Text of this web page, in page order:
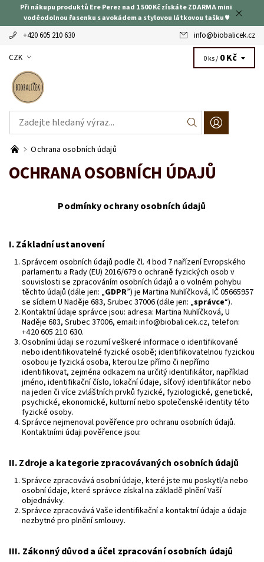
Při nákupu produktů Ere Perez nad 1 500 Kč získáte ZDARMA mini
voděodolnou řasenku s avokádem a stylovou látkovou tašku ♥
+420 605 210 630 info@biobalicek.cz
CZK 0 ks / 0 Kč
Ochrana osobních údajů
OCHRANA OSOBNÍCH ÚDAJŮ
Podmínky ochrany osobních údajů
I.Základní ustanovení
Správcem osobních údajů podle čl. 4 bod 7 nařízení Evropského
parlamentu a Rady (EU) 2016/679 o ochraně fyzických osob v
souvislosti se zpracováním osobních údajů a o volném pohybu
těchto údajů (dále jen: „GDPR”) je Martina Nuhlíčková, IČ 05665957
se sídlem U Naděje 683, Srubec 37006 (dále jen: „správce“).
Kontaktní údaje správce jsou: adresa: Martina Nuhlíčková, U
Naděje 683, Srubec 37006, email:info@biobalicek.cz, telefon:
+420 605 210 630.
Osobními údaji se rozumí veškeré informace o identifikované
nebo identifikovatelné fyzické osobě; identifikovatelnou fyzickou
osobou je fyzická osoba, kterou lze přímo či nepřímo
identifikovat, zejména odkazem na určitý identifikátor, například
jméno, identifikační číslo, lokační údaje, síťový identifikátor nebo
na jeden či více zvláštních prvků fyzické, fyziologické, genetické,
psychické, ekonomické, kulturní nebo společenské identity této
fyzické osoby.
Správce nejmenoval pověřence pro ochranu osobních údajů.
Kontaktními údaji pověřence jsou:
II.Zdroje a kategorie zpracovávaných osobních údajů
Správce zpracovává osobní údaje, které jste mu poskytl/a nebo
osobní údaje, které správce získal na základě plnění Vaší
objednávky.
Správce zpracovává Vaše identifikační a kontaktní údaje a údaje
nezbytné pro plnění smlouvy.
III. Zákonný důvod a účel zpracování osobních údajů